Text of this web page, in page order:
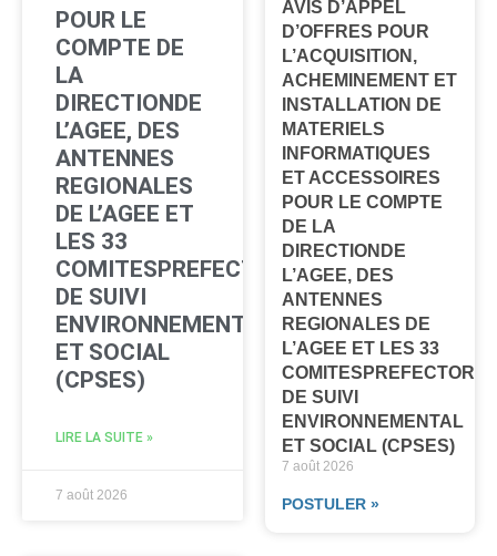
POUR LE
COMPTE DE
LA
DIRECTIONDE
L’AGEE, DES
ANTENNES
REGIONALES
DE L’AGEE ET
LES 33
COMITESPREFECTORAUX
DE SUIVI
ENVIRONNEMENTAL
ET SOCIAL
(CPSES)
LIRE LA SUITE »
7 août 2026
AVIS D’APPEL
D’OFFRES POUR
L’ACQUISITION,
ACHEMINEMENT ET
INSTALLATION DE
MATERIELS
INFORMATIQUES
ET ACCESSOIRES
POUR LE COMPTE
DE LA
DIRECTIONDE
L’AGEE, DES
ANTENNES
REGIONALES DE
L’AGEE ET LES 33
DE SUIVI
ENVIRONNEMENTAL
ET SOCIAL (CPSES)
7 août 2026
POSTULER »